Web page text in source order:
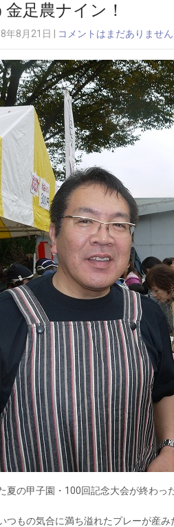
足農ナイン！
年8月21日 コメントはまだありません
夏の甲子園・100回記念大会が終わった
つもの気合に満ち溢れたプレーが産